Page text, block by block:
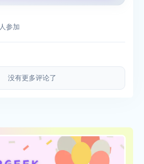
人参加
没有更多评论了